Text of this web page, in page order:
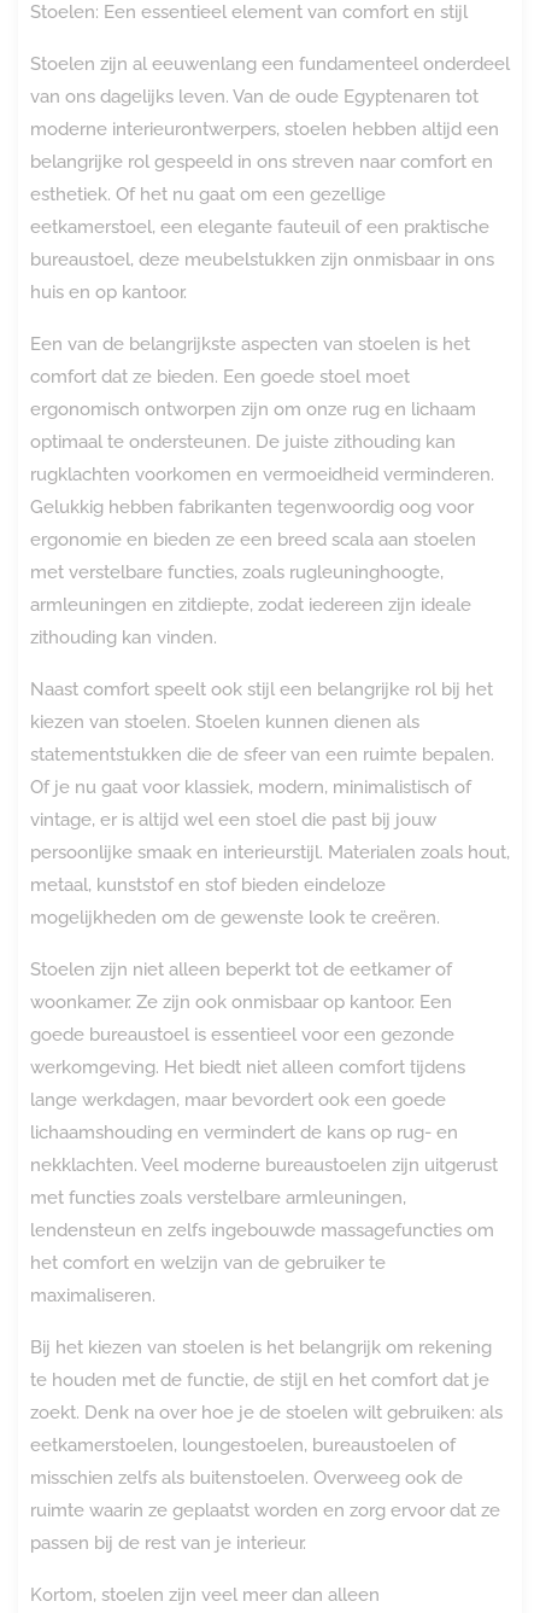
Stoelen: Een essentieel element van comfort en stijl
Stoelen zijn al eeuwenlang een fundamenteel onderdeel
van ons dagelijks leven. Van de oude Egyptenaren tot
moderne interieurontwerpers, stoelen hebben altijd een
belangrijke rol gespeeld in ons streven naar comfort en
esthetiek. Of het nu gaat om een gezellige
eetkamerstoel, een elegante fauteuil of een praktische
bureaustoel, deze meubelstukken zijn onmisbaar in ons
huis en op kantoor.
Een van de belangrijkste aspecten van stoelen is het
comfort dat ze bieden. Een goede stoel moet
ergonomisch ontworpen zijn om onze rug en lichaam
optimaal te ondersteunen. De juiste zithouding kan
rugklachten voorkomen en vermoeidheid verminderen.
Gelukkig hebben fabrikanten tegenwoordig oog voor
ergonomie en bieden ze een breed scala aan stoelen
met verstelbare functies, zoals rugleuninghoogte,
armleuningen en zitdiepte, zodat iedereen zijn ideale
zithouding kan vinden.
Naast comfort speelt ook stijl een belangrijke rol bij het
kiezen van stoelen. Stoelen kunnen dienen als
statementstukken die de sfeer van een ruimte bepalen.
Of je nu gaat voor klassiek, modern, minimalistisch of
vintage, er is altijd wel een stoel die past bij jouw
persoonlijke smaak en interieurstijl. Materialen zoals hout,
metaal, kunststof en stof bieden eindeloze
mogelijkheden om de gewenste look te creëren.
Stoelen zijn niet alleen beperkt tot de eetkamer of
woonkamer. Ze zijn ook onmisbaar op kantoor. Een
goede bureaustoel is essentieel voor een gezonde
werkomgeving. Het biedt niet alleen comfort tijdens
lange werkdagen, maar bevordert ook een goede
lichaamshouding en vermindert de kans op rug- en
nekklachten. Veel moderne bureaustoelen zijn uitgerust
met functies zoals verstelbare armleuningen,
lendensteun en zelfs ingebouwde massagefuncties om
het comfort en welzijn van de gebruiker te
maximaliseren.
Bij het kiezen van stoelen is het belangrijk om rekening
te houden met de functie, de stijl en het comfort dat je
zoekt. Denk na over hoe je de stoelen wilt gebruiken: als
eetkamerstoelen, loungestoelen, bureaustoelen of
misschien zelfs als buitenstoelen. Overweeg ook de
ruimte waarin ze geplaatst worden en zorg ervoor dat ze
passen bij de rest van je interieur.
Kortom, stoelen zijn veel meer dan alleen